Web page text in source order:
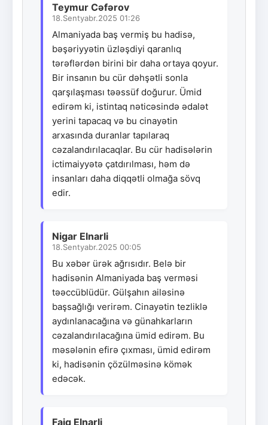
Teymur Cəfərov
18.Sentyabr.2025 01:26
Almaniyada baş vermiş bu hadisə,
bəşəriyyətin üzləşdiyi qaranlıq
tərəflərdən birini bir daha ortaya qoyur.
Bir insanın bu cür dəhşətli sonla
qarşılaşması təəssüf doğurur. Ümid
edirəm ki, istintaq nəticəsində ədalət
yerini tapacaq və bu cinayətin
arxasında duranlar tapılaraq
cəzalandırılacaqlar. Bu cür hadisələrin
ictimaiyyətə çatdırılması, həm də
insanları daha diqqətli olmağa sövq
edir.
Nigar Elnarli
18.Sentyabr.2025 00:05
Bu xəbər ürək ağrısıdır. Belə bir
hadisənin Almaniyada baş verməsi
təəccüblüdür. Gülşahın ailəsinə
başsağlığı verirəm. Cinayətin tezliklə
aydınlanacağına və günahkarların
cəzalandırılacağına ümid edirəm. Bu
məsələnin efirə çıxması, ümid edirəm
ki, hadisənin çözülməsinə kömək
edəcək.
Faiq Elnarli